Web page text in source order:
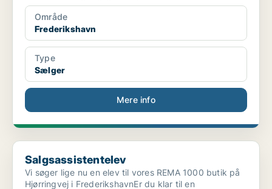
Område
Frederikshavn
Type
Sælger
Mere info
Salgsassistentelev
Salgsassistentelev
Vi søger lige nu en elev til vores REMA 1000 butik på
Hjørringvej i FrederikshavnEr du klar til en